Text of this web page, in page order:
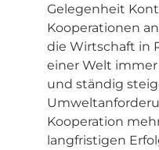
Gelegenheit
Kooperationen
die Wirtschaft in
einer Welt
und ständig
Kooperation
langfristigen